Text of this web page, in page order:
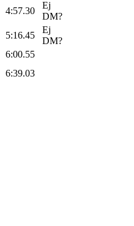
4:57.30
Ej
DM?
5:16.45
Ej
DM?
6:00.55
6:39.03